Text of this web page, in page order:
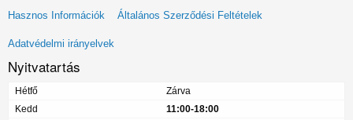
Lábléc
menü
Hasznos Információk Általános Szerződési Feltételek
Adatvédelmi irányelvek
Nyitvatartás
Hétfő
Zárva
Kedd
11:00-18:00